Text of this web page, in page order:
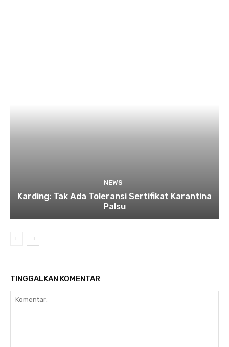
NEWS
Karding: Tak Ada Toleransi Sertifikat Karantina
Palsu
TINGGALKAN KOMENTAR